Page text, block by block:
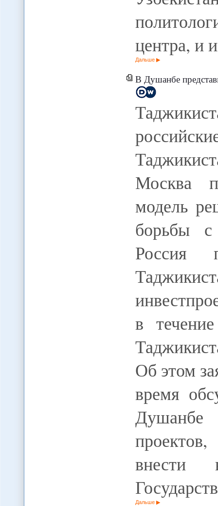
центра, и
Дальше
В Душанбе представили
Москва
модель
борьбы с
Россия
в
Об этом
время
внести
Дальше